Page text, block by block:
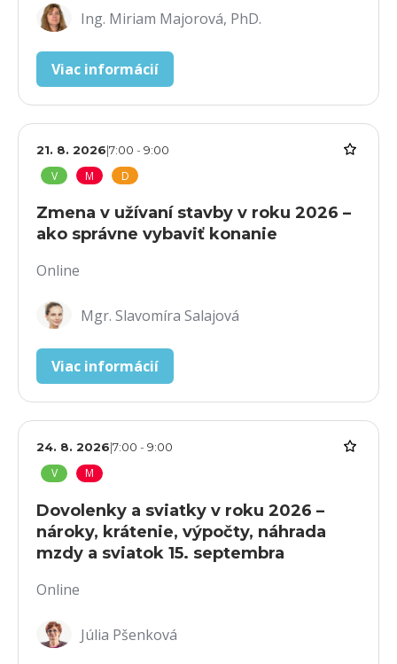
Ing. Miriam Majorová, PhD.
Viac informácií
21. 8. 2026|7:00 - 9:00
V M D
Zmena v užívaní stavby v roku 2026 –
ako správne vybaviť konanie
Online
Mgr. Slavomíra Salajová
Viac informácií
24. 8. 2026|7:00 - 9:00
V M
Dovolenky a sviatky v roku 2026 –
nároky, krátenie, výpočty, náhrada
mzdy a sviatok 15. septembra
Online
Júlia Pšenková